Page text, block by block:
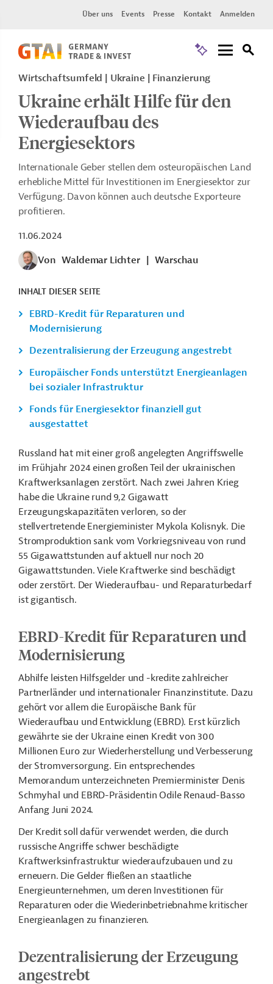
Über uns Events Presse Kontakt Anmelden
Wirtschaftsumfeld | Ukraine | Finanzierung
Ukraine erhält Hilfe für den
Wiederaufbau des
Energiesektors
Internationale Geber stellen dem osteuropäischen Land
erhebliche Mittel für Investitionen im Energiesektor zur
Verfügung. Davon können auch deutsche Exporteure
profitieren.
11.06.2024
Von Waldemar Lichter Warschau
INHALT DIESER SEITE
EBRD-Kredit für Reparaturen und
Modernisierung
Dezentralisierung der Erzeugung angestrebt
Europäischer Fonds unterstützt Energieanlagen
bei sozialer Infrastruktur
Fonds für Energiesektor finanziell gut
ausgestattet
Russland hat mit einer groß angelegten Angriffswelle
im Frühjahr 2024 einen großen Teil der ukrainischen
Kraftwerksanlagen zerstört. Nach zwei Jahren Krieg
habe die Ukraine rund 9,2 Gigawatt
Erzeugungskapazitäten verloren, so der
stellvertretende Energieminister Mykola Kolisnyk. Die
Stromproduktion sank vom Vorkriegsniveau von rund
55 Gigawattstunden auf aktuell nur noch 20
Gigawattstunden. Viele Kraftwerke sind beschädigt
oder zerstört. Der Wiederaufbau- und Reparaturbedarf
ist gigantisch.
EBRD-Kredit für Reparaturen und
Modernisierung
Abhilfe leisten Hilfsgelder und -kredite zahlreicher
Partnerländer und internationaler Finanzinstitute. Dazu
gehört vor allem die Europäische Bank für
Wiederaufbau und Entwicklung (EBRD). Erst kürzlich
gewährte sie der Ukraine einen Kredit von 300
Millionen Euro zur Wiederherstellung und Verbesserung
der Stromversorgung. Ein entsprechendes
Memorandum unterzeichneten Premierminister Denis
Schmyhal und EBRD-Präsidentin Odile Renaud-Basso
Anfang Juni 2024.
Der Kredit soll dafür verwendet werden, die durch
russische Angriffe schwer beschädigte
Kraftwerksinfrastruktur wiederaufzubauen und zu
erneuern. Die Gelder fließen an staatliche
Energieunternehmen, um deren Investitionen für
Reparaturen oder die Wiederinbetriebnahme kritischer
Energieanlagen zu finanzieren.
Dezentralisierung der Erzeugung
angestrebt